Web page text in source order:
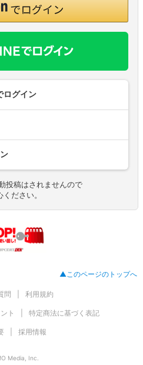
ログイン
投稿はされませんので
ください。
▲このページのトップへ
問 利用規約
ト 特定商法に基づく表記
採用情報
Media, Inc.